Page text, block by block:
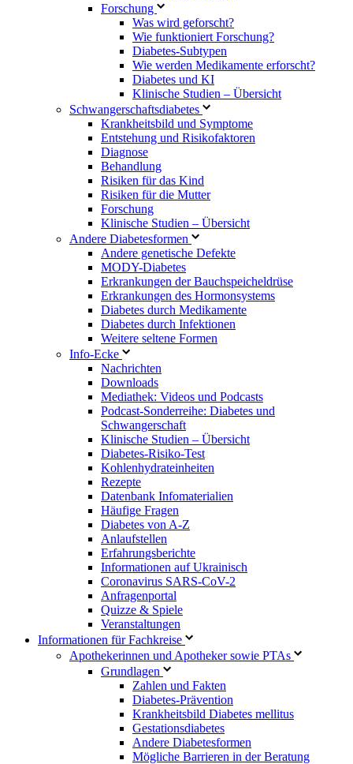
Forschung
Was wird geforscht?
Wie funktioniert Forschung?
Diabetes-Subtypen
Wie werden Medikamente erforscht?
Diabetes und KI
Klinische Studien – Übersicht
Schwangerschaftsdiabetes
Krankheitsbild und Symptome
Entstehung und Risikofaktoren
Diagnose
Behandlung
Risiken für das Kind
Risiken für die Mutter
Forschung
Klinische Studien – Übersicht
Andere Diabetesformen
Andere genetische Defekte
MODY-Diabetes
Erkrankungen der Bauchspeicheldrüse
Erkrankungen des Hormonsystems
Diabetes durch Medikamente
Diabetes durch Infektionen
Weitere seltene Formen
Info-Ecke
Nachrichten
Downloads
Mediathek: Videos und Podcasts
Podcast-Sonderreihe: Diabetes und
Schwangerschaft
Klinische Studien – Übersicht
Diabetes-Risiko-Test
Kohlenhydrateinheiten
Rezepte
Datenbank Infomaterialien
Häufige Fragen
Diabetes von A-Z
Anlaufstellen
Erfahrungsberichte
Informationen auf Ukrainisch
Coronavirus SARS-CoV-2
Anfragenportal
Quizze & Spiele
Veranstaltungen
Informationen für Fachkreise
Apothekerinnen und Apotheker sowie PTAs
Grundlagen
Zahlen und Fakten
Diabetes-Prävention
Krankheitsbild Diabetes mellitus
Gestationsdiabetes
Andere Diabetesformen
Mögliche Barrieren in der Beratung